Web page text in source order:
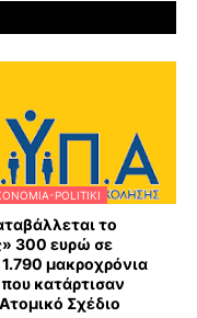
POLITIKI
το
300 ευρώ σε
μακροχρόνια
κατάρτισαν
Σχέδιο